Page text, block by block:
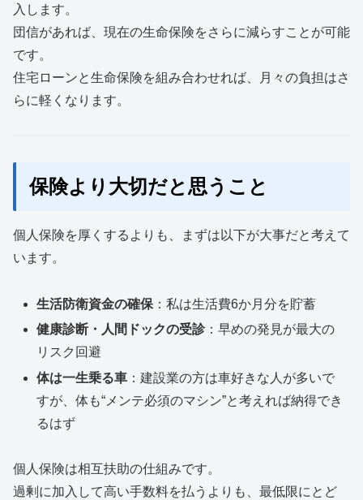
入します。
団信があれば、現在の生命保険をさらに減らすことが可能
です。
住宅ローンと生命保険を組み合わせれば、月々の負担はさ
らに軽くなります。
保険より大切だと思うこと
個人保険を厚くするよりも、まずは以下が大事だと考えて
います。
生活防衛資金の確保 ：私は生活費6か月分を貯蓄
健康診断・人間ドックの受診：早めの発見が最大の
リスク回避
体は一生乗る車 ：建設業の方は車好きな人が多いで
すが、体も“メンテ必須のマシン”と考えれば納得でき
るはず
個人保険は相互扶助の仕組みです。
過剰に加入して高い手数料を払うよりも、最低限にとど